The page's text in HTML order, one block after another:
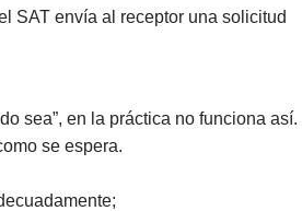
SAT envía al receptor una solicitud
sea”, en la práctica no funciona así.
se espera.